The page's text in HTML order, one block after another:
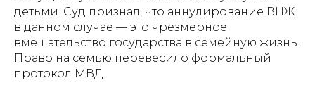
детьми. Суд признал, что аннулирование ВНЖ
в данном случае — это чрезмерное
вмешательство государства в семейную жизнь.
Право на семью перевесило формальный
протокол МВД.